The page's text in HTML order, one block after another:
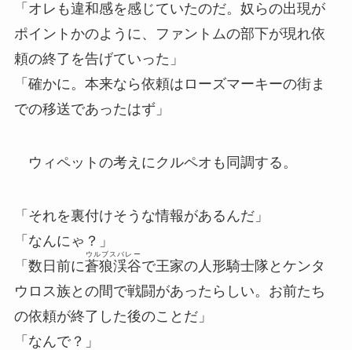
「オレも違和感を感じていたのだ。奴らの出現が
ポイントかのように、ファントムの部下が現れ依
頼の終了を告げていった」
「確かに。本来なら依頼はローズマーキーの街ま
での移送であったはず」
ウィペットの考えにクルペオも同調する。
「それを裏付けそうな情報があるんだ」
「なんにゃ？」
「数日前に蒼狼渓谷
ウルブスバレー
で王家の人形騎士隊とケンタ
ウロス族との間で戦闘があったらしい。お前たち
の依頼が終了した後のことだ」
「なんで？」